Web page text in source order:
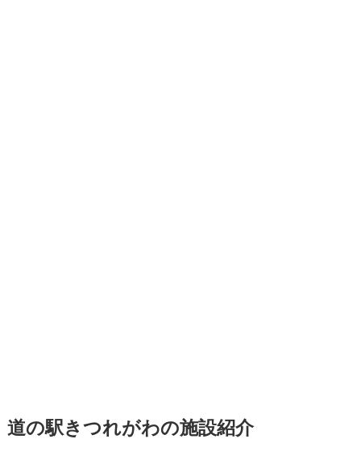
道の駅きつれがわの施設紹介